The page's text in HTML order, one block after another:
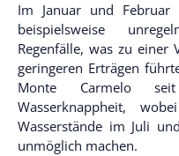
Im Januar und
beispielsweise
Regenfälle, was zu einer
geringeren Erträgen
Monte Carmelo
Wasserknappheit,
Wasserstände im Juli
unmöglich machen.